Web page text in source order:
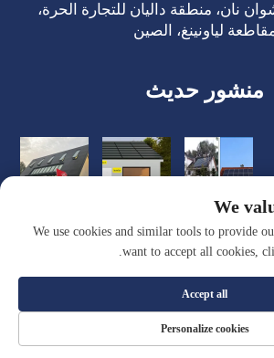
تشوان نان، منطقة داليان للتجارة الحرة،
لياونينغ، الصين
منشور حديث
داليان كوايسنت للمواد البناء الجديدة
محفوظة |سياسة الخصوصية
We
We use cookies and similar tools to provide
want to accept all cookies,
Personalize cookies
Accept all